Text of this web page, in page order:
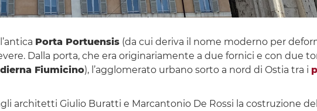
Porta Portuensis(da cui deriva il nome moderno per
Dalla porta, che era originariamente a due fornici e con due
Fiumicino), l’agglomerato urbano sorto a nord di Ostia tra i
architetti Giulio Buratti e Marcantonio De Rossi la costruzione